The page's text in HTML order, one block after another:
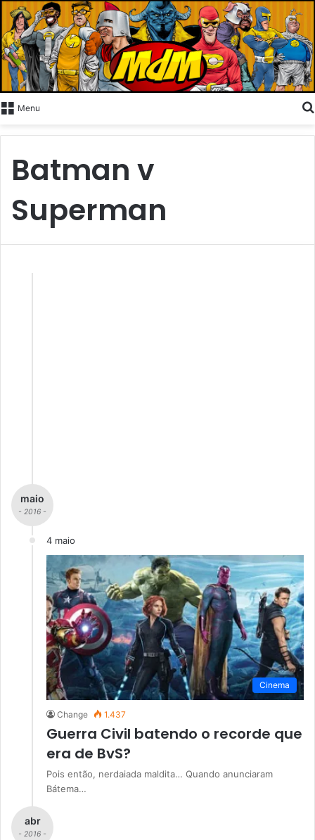
Menu
Batman v
Superman
maio
- 2016 -
4 maio
Cinema
Change 1.437
Guerra Civil batendo o recorde que
era de BvS?
Pois então, nerdaiada maldita… Quando anunciaram
Bátema…
abr
- 2016 -